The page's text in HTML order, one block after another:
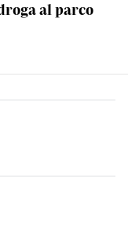
al parco